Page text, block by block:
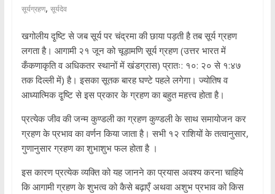
सूर्यग्रहण, सूर्यदेव
खगोलीय दृ्ष्टि से जब सूर्य पर चंद्रमा की छाया पड़ती है तब सूर्य ग्रहण
लगता है। आगामी २१ जून को चूड़ामणि सूर्य ग्रहण (उत्तर भारत में
कँकणाकृति व अधिकतर स्थानों में खंडग्रास) प्रातः: १०: २० से १:४७
तक दिल्ली में) है। इसका सूतक बारह घण्टे पहले लगेगा। ज्योतिष व
आध्यात्मिक दृ्ष्टि से इस प्रकार के ग्रहण का बहुत महत्त्व होता है।
प्रत्येक जीव की जन्म कुण्डली का ग्रहण कुण्डली के साथ समायोजन कर
ग्रहण के प्रभाव का वर्णन किया जाता है। सभी १२ राशियों के तत्वानुसार,
गुणानुसार ग्रहण का शुभाशुभ फल होता है ।
इस कारण प्रत्येक व्यक्ति को यह जानने का प्रयास अवश्य करना चाहिये
कि आगामी ग्रहण के शुभत्व को कैसे बढ़ाएँ अथवा अशुभ प्रभाव को किस